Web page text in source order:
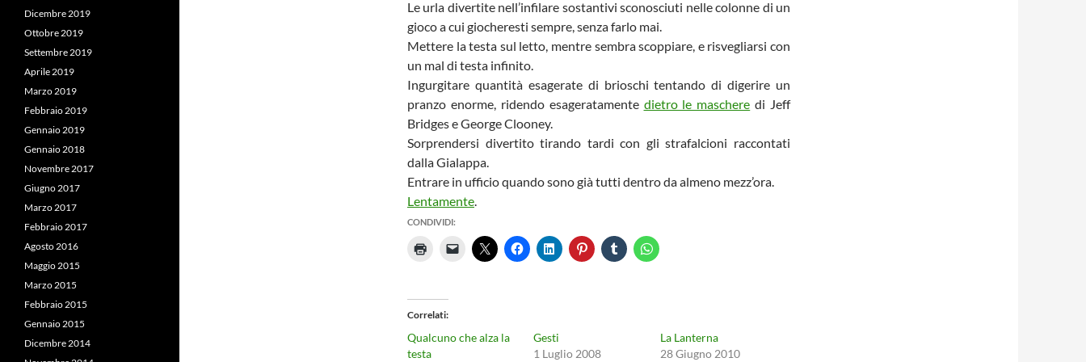
Le urla divertite nell’infilare sostantivi sconosciuti nelle colonne di un
gioco a cui giocheresti sempre, senza farlo mai.
Mettere la testa sul letto, mentre sembra scoppiare, e risvegliarsi con
un mal di testa infinito.
Ingurgitare quantità esagerate di brioschi tentando di digerire un
pranzo enorme, ridendo esageratamente dietro le maschere di Jeff
Bridges e George Clooney.
Sorprendersi divertito tirando tardi con gli strafalcioni raccontati
dalla Gialappa.
Entrare in ufficio quando sono già tutti dentro da almeno mezz’ora.
Lentamente.
CONDIVIDI:
Correlati
Qualcuno che alza la
testa
Gesti
1 Luglio 2008
La Lanterna
28 Giugno 2010
Dicembre 2019
Ottobre 2019
Settembre 2019
Aprile 2019
Marzo 2019
Febbraio 2019
Gennaio 2019
Gennaio 2018
Novembre 2017
Giugno 2017
Marzo 2017
Febbraio 2017
Agosto 2016
Maggio 2015
Marzo 2015
Febbraio 2015
Gennaio 2015
Dicembre 2014